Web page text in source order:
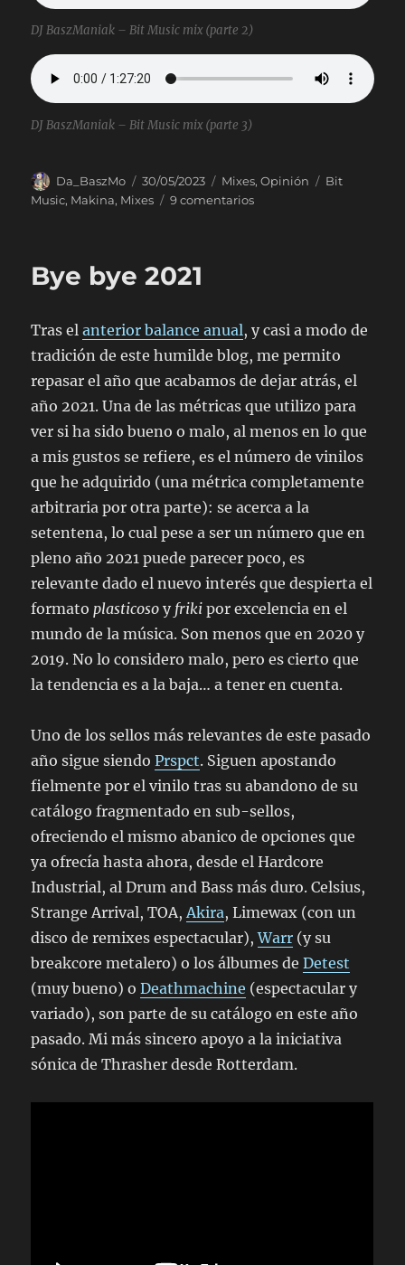
DJ BaszManiak – Bit Music mix (parte 2)
DJ BaszManiak – Bit Music mix (parte 3)
Autor
Da_BaszMo
Publicado
el
30/05/2023 Categorías
Mixes,Opinión Etiquetas
Bit
Music, Makina, Mixes 9 comentariosen
Bye bye 2021
Tras elanterior balance anual, y casi a modo de
tradición de este humilde blog, me permito
repasar el año que acabamos de dejar atrás, el
año 2021. Una de las métricas que utilizo para
ver si ha sido bueno o malo, al menos en lo que
a mis gustos se refiere, es el número de vinilos
que he adquirido (una métrica completamente
arbitraria por otra parte): se acerca a la
setentena, lo cual pese a ser un número que en
pleno año 2021 puede parecer poco, es
relevante dado el nuevo interés que despierta el
formatoplasticosoy frikipor excelencia en el
mundo de la música. Son menos que en 2020 y
2019. No lo considero malo, pero es cierto que
la tendencia es a la baja… a tener en cuenta.
Uno de los sellos más relevantes de este pasado
año sigue siendoPrspct. Siguen apostando
fielmente por el vinilo tras su abandono de su
catálogo fragmentado en sub-sellos,
ofreciendo el mismo abanico de opciones que
ya ofrecía hasta ahora, desde el Hardcore
Industrial, al Drum and Bass más duro. Celsius,
Strange Arrival, TOA,Akira, Limewax (con un
disco de remixes espectacular),Warr (y su
breakcore metalero) o los álbumes deDetest
(muy bueno) oDeathmachine (espectacular y
variado), son parte de su catálogo en este año
pasado. Mi más sincero apoyo a la iniciativa
sónica de Thrasher desde Rotterdam.